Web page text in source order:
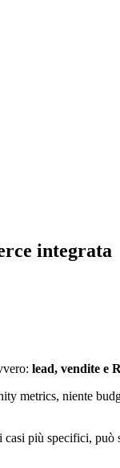
integrata
lead, vendite e
metrics, niente
casi più specifici, può